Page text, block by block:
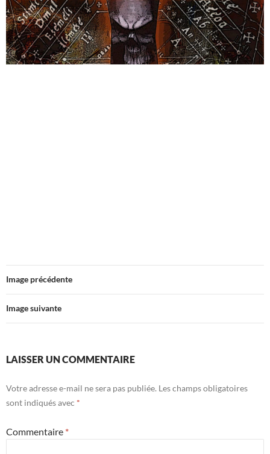
Image précédente
Image suivante
LAISSER UN COMMENTAIRE
Votre adresse e-mail ne sera pas publiée. Les champs obligatoires
sont indiqués avec *
Commentaire *